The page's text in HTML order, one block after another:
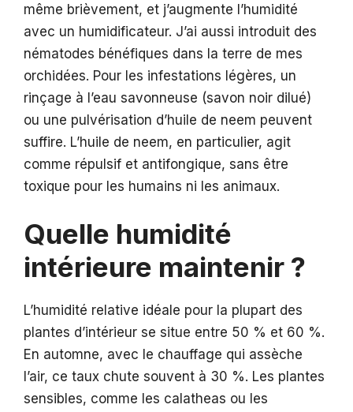
même brièvement, et j’augmente l’humidité
avec un humidificateur. J’ai aussi introduit des
nématodes bénéfiques dans la terre de mes
orchidées. Pour les infestations légères, un
rinçage à l’eau savonneuse (savon noir dilué)
ou une pulvérisation d’huile de neem peuvent
suffire. L’huile de neem, en particulier, agit
comme répulsif et antifongique, sans être
toxique pour les humains ni les animaux.
Quelle humidité
intérieure maintenir ?
L’humidité relative idéale pour la plupart des
plantes d’intérieur se situe entre 50 % et 60 %.
En automne, avec le chauffage qui assèche
l’air, ce taux chute souvent à 30 %. Les plantes
sensibles, comme les calatheas ou les